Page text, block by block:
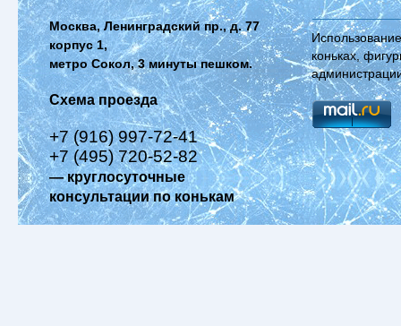
Москва, Ленинградский пр., д. 77
корпус 1,
метро Сокол, 3 минуты пешком.
Схема проезда
+7 (916) 997-72-41
+7 (495) 720-52-82
— круглосуточные
консультации по конькам
коньках,